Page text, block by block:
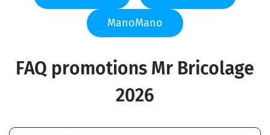
ManoMano
FAQ promotions Mr Bricolage
2026